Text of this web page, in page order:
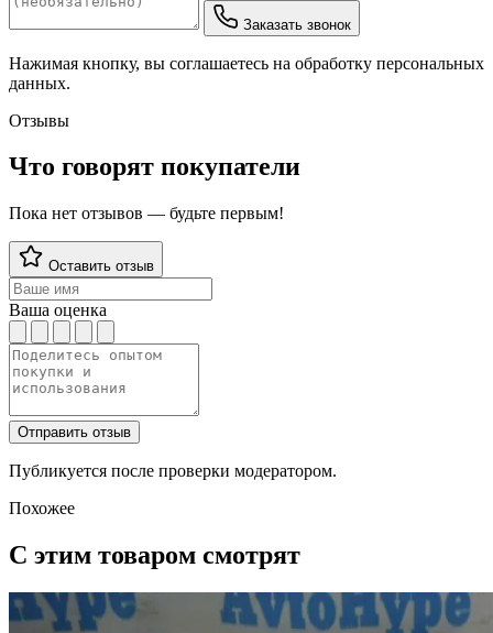
Заказать звонок
Нажимая кнопку, вы соглашаетесь на обработку персональных
данных.
Отзывы
Что говорят покупатели
Пока нет отзывов — будьте первым!
Оставить отзыв
Ваша оценка
Отправить отзыв
Публикуется после проверки модератором.
Похожее
С этим товаром смотрят